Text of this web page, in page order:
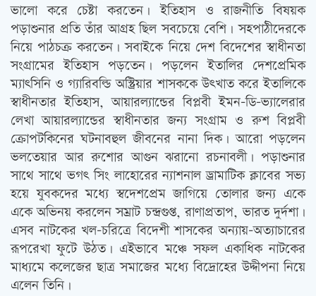
ভালো করে চেষ্টা করতেন। ইতিহাস ও রাজনীতি বিষয়ক
পড়াশুনার প্রতি তাঁর আগ্রহ ছিল সবচেয়ে বেশি। সহপাঠীদেরকে
নিয়ে পাঠচক্র করতেন। সবাইকে নিয়ে দেশ বিদেশের স্বাধীনতা
সংগ্রামের ইতিহাস পড়তেন। পড়লেন ইতালির দেশপ্রেমিক
ম্যাৎসিনি ও গ্যারিবল্ডি অস্ট্রিয়ার শাসককে উৎখাত করে ইতালিকে
স্বাধীনতার ইতিহাস, আয়ারল্যান্ডের বিপ্লবী ইমন-ডি-ভ্যালেরার
লেখা আয়ারল্যান্ডের স্বাধীনতার জন্য সংগ্রাম ও রুশ বিপ্লবী
ক্রোপটকিনের ঘটনাবহুল জীবনের নানা দিক। আরো পড়লেন
ভলতেয়ার আর রুশোর আগুন ঝরানো রচনাবলী। পড়াশুনার
সাথে সাথে ভগৎ সিং লাহোরের ন্যাশনাল ড্রামাটিক ক্লাবের সভ্য
হয়ে যুবকদের মধ্যে স্বদেশপ্রেম জাগিয়ে তোলার জন্য একে
একে অভিনয় করলেন সম্রাট চন্দ্রগুপ্ত, রাণাপ্রতাপ, ভারত দুর্দশা।
এসব নাটকের খল-চরিত্রে বিদেশী শাসকের অন্যায়-অত্যাচারের
রূপরেখা ফুটে উঠত। এইভাবে মঞ্চে সফল একাধিক নাটকের
মাধ্যমে কলেজের ছাত্র সমাজের মধ্যে বিদ্রোহের উদ্দীপনা নিয়ে
এলেন তিনি।